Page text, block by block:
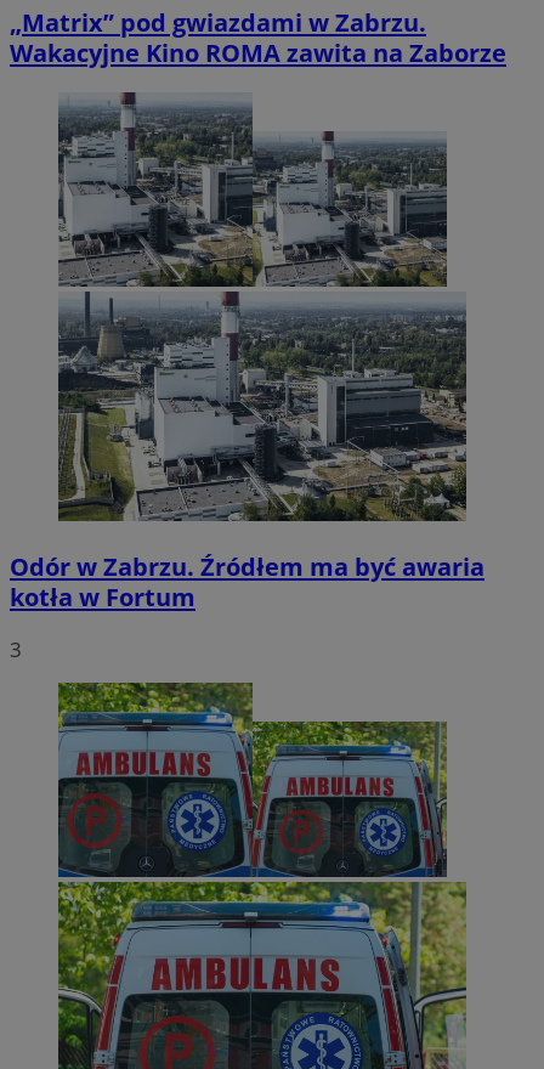
„Matrix” pod gwiazdami w Zabrzu.
Wakacyjne Kino ROMA zawita na Zaborze
Odór w Zabrzu. Źródłem ma być awaria
kotła w Fortum
3